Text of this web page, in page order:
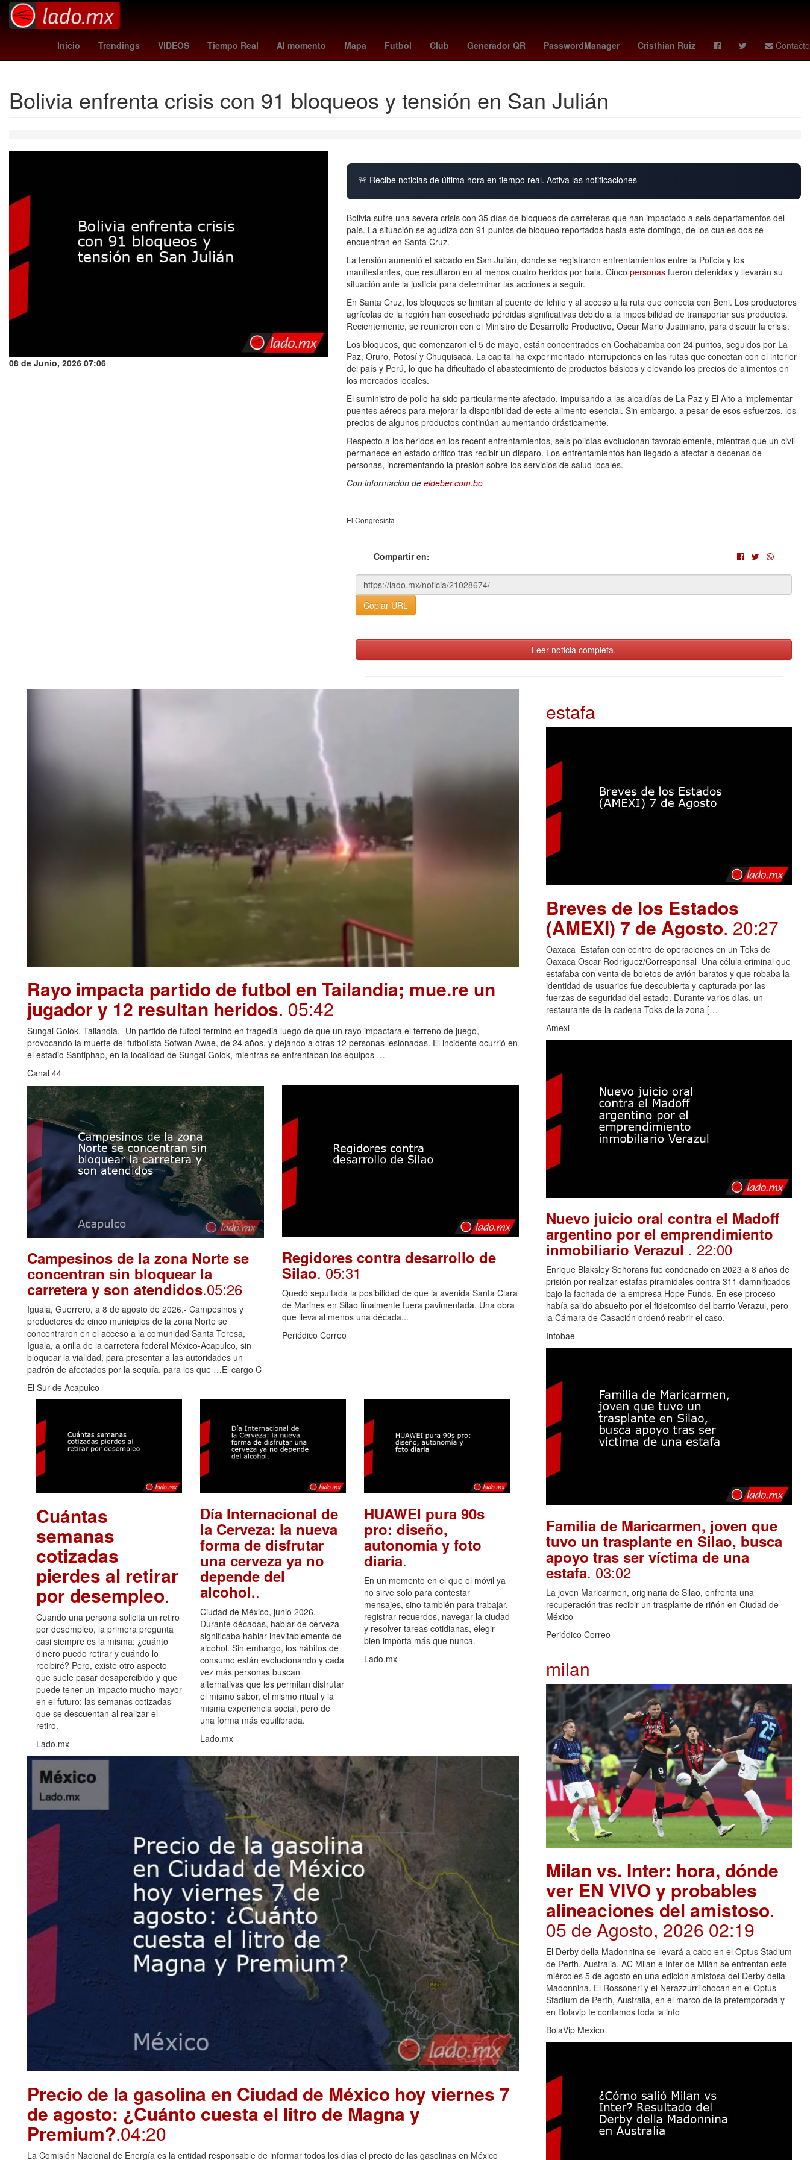
Inicio Trendings VIDEOS Tiempo Real Al momento Mapa Futbol Club Generador QR PasswordManager Cristhian Ruiz Contacto
lyme hidemasa morita kosovo - suiza huracan vs banfield Puebla de Zaragoza bulgaria penguin random house Atari 2600 Desaparecido México Suena
Bolivia enfrenta crisis con 91 bloqueos y tensión en San Julián
08 de Junio, 2026 07:06
🚨 Recibe noticias de última hora en tiempo real. Activa las notificaciones
Bolivia sufre una severa crisis con 35 días de bloqueos de carreteras que han impactado a seis departamentos del
país. La situación se agudiza con 91 puntos de bloqueo reportados hasta este domingo, de los cuales dos se
encuentran en Santa Cruz.
La tensión aumentó el sábado en San Julián, donde se registraron enfrentamientos entre la Policía y los
manifestantes, que resultaron en al menos cuatro heridos por bala. Cinco personas fueron detenidas y llevarán su
situación ante la justicia para determinar las acciones a seguir.
En Santa Cruz, los bloqueos se limitan al puente de Ichilo y al acceso a la ruta que conecta con Beni. Los productores
agrícolas de la región han cosechado pérdidas significativas debido a la imposibilidad de transportar sus productos.
Recientemente, se reunieron con el Ministro de Desarrollo Productivo, Oscar Mario Justiniano, para discutir la crisis.
Los bloqueos, que comenzaron el 5 de mayo, están concentrados en Cochabamba con 24 puntos, seguidos por La
Paz, Oruro, Potosí y Chuquisaca. La capital ha experimentado interrupciones en las rutas que conectan con el interior
del país y Perú, lo que ha dificultado el abastecimiento de productos básicos y elevando los precios de alimentos en
los mercados locales.
El suministro de pollo ha sido particularmente afectado, impulsando a las alcaldías de La Paz y El Alto a implementar
puentes aéreos para mejorar la disponibilidad de este alimento esencial. Sin embargo, a pesar de esos esfuerzos, los
precios de algunos productos continúan aumentando drásticamente.
Respecto a los heridos en los recent enfrentamientos, seis policías evolucionan favorablemente, mientras que un civil
permanece en estado crítico tras recibir un disparo. Los enfrentamientos han llegado a afectar a decenas de
personas, incrementando la presión sobre los servicios de salud locales.
Con información de eldeber.com.bo
El Congresista
Compartir en:
Copiar URL
Leer noticia completa.
Rayo impacta partido de futbol en Tailandia; mue.re un
jugador y 12 resultan heridos. 05:42
Sungai Golok, Tailandia.- Un partido de futbol terminó en tragedia luego de que un rayo impactara el terreno de juego,
provocando la muerte del futbolista Sofwan Awae, de 24 años, y dejando a otras 12 personas lesionadas. El incidente ocurrió en
el estadio Santiphap, en la localidad de Sungai Golok, mientras se enfrentaban los equipos …
Canal 44
Campesinos de la zona Norte se
concentran sin bloquear la
carretera y son atendidos.05:26
Iguala, Guerrero, a 8 de agosto de 2026.- Campesinos y
productores de cinco municipios de la zona Norte se
concentraron en el acceso a la comunidad Santa Teresa,
Iguala, a orilla de la carretera federal México-Acapulco, sin
bloquear la vialidad, para presentar a las autoridades un
padrón de afectados por la sequía, para los que …El cargo C
El Sur de Acapulco
Regidores contra desarrollo de
Silao. 05:31
Quedó sepultada la posibilidad de que la avenida Santa Clara
de Marines en Silao finalmente fuera pavimentada. Una obra
que lleva al menos una década...
Periódico Correo
Cuántas
semanas
cotizadas
pierdes al retirar
por desempleo.
Cuando una persona solicita un retiro
por desempleo, la primera pregunta
casi siempre es la misma: ¿cuánto
dinero puedo retirar y cuándo lo
recibiré? Pero, existe otro aspecto
que suele pasar desapercibido y que
puede tener un impacto mucho mayor
en el futuro: las semanas cotizadas
que se descuentan al realizar el
retiro.
Lado.mx
Día Internacional de
la Cerveza: la nueva
forma de disfrutar
una cerveza ya no
depende del
alcohol..
Ciudad de México, junio 2026.-
Durante décadas, hablar de cerveza
significaba hablar inevitablemente de
alcohol. Sin embargo, los hábitos de
consumo están evolucionando y cada
vez más personas buscan
alternativas que les permitan disfrutar
el mismo sabor, el mismo ritual y la
misma experiencia social, pero de
una forma más equilibrada.
Lado.mx
HUAWEI pura 90s
pro: diseño,
autonomía y foto
diaria.
En un momento en el que el móvil ya
no sirve solo para contestar
mensajes, sino también para trabajar,
registrar recuerdos, navegar la ciudad
y resolver tareas cotidianas, elegir
bien importa más que nunca.
Lado.mx
Precio de la gasolina en Ciudad de México hoy viernes 7
de agosto: ¿Cuánto cuesta el litro de Magna y
Premium?.04:20
La Comisión Nacional de Energía es la entidad responsable de informar todos los días el precio de las gasolinas en México
estafa
Breves de los Estados
(AMEXI) 7 de Agosto. 20:27
Oaxaca Estafan con centro de operaciones en un Toks de
Oaxaca Oscar Rodríguez/Corresponsal Una célula criminal que
estafaba con venta de boletos de avión baratos y que robaba la
identidad de usuarios fue descubierta y capturada por las
fuerzas de seguridad del estado. Durante varios días, un
restaurante de la cadena Toks de la zona […
Amexi
Nuevo juicio oral contra el Madoff
argentino por el emprendimiento
inmobiliario Verazul . 22:00
Enrique Blaksley Señorans fue condenado en 2023 a 8 años de
prisión por realizar estafas piramidales contra 311 damnificados
bajo la fachada de la empresa Hope Funds. En ese proceso
había salido absuelto por el fideicomiso del barrio Verazul, pero
la Cámara de Casación ordenó reabrir el caso.
Infobae
Familia de Maricarmen, joven que
tuvo un trasplante en Silao, busca
apoyo tras ser víctima de una
estafa. 03:02
La joven Maricarmen, originaria de Silao, enfrenta una
recuperación tras recibir un trasplante de riñón en Ciudad de
México
Periódico Correo
milan
Milan vs. Inter: hora, dónde
ver EN VIVO y probables
alineaciones del amistoso.
05 de Agosto, 2026 02:19
El Derby della Madonnina se llevará a cabo en el Optus Stadium
de Perth, Australia. AC Milan e Inter de Milán se enfrentan este
miércoles 5 de agosto en una edición amistosa del Derby della
Madonnina. El Rossoneri y el Nerazzurri chocan en el Optus
Stadium de Perth, Australia, en el marco de la pretemporada y
en Bolavip te contamos toda la info
BolaVip Mexico